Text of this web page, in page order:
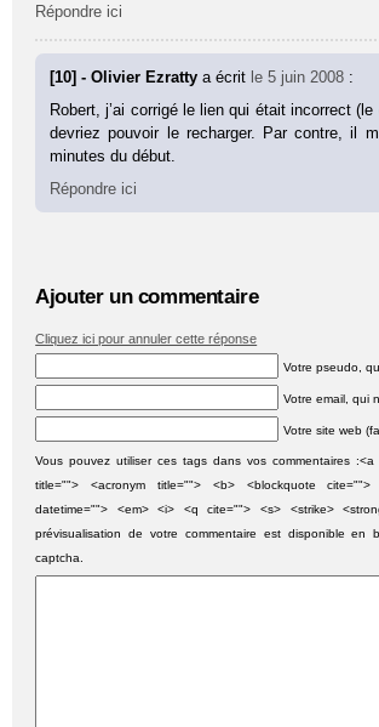
Répondre ici
[10] - Olivier Ezrattya écrit le 5 juin 2008 :
Robert, j’ai corrigé le lien qui était incorrect
devriez pouvoir le recharger. Par contre, il
minutes du début.
Répondre ici
Ajouter un commentaire
Cliquez ici pour annuler cette réponse
Votre pseudo,
Votre email, qui
Votre site web
Vous pouvez utiliser ces tags dans vos commentaires
title=""> <acronym title=""> <b> <blockquote
datetime=""> <em> <i> <q cite=""> <s> <strike>
prévisualisation de votre commentaire est disponible en
captcha.